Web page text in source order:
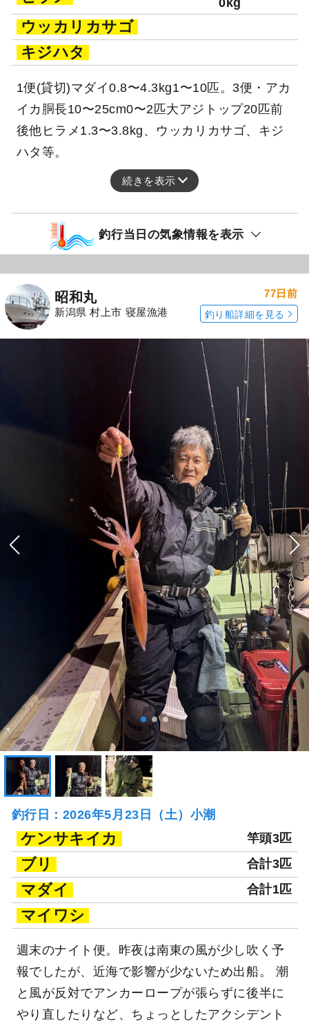
0kg
ウッカリカサゴ
キジハタ
1便(貸切)マダイ0.8〜4.3kg1〜10匹。3便・アカ
イカ胴長10〜25cm0〜2匹大アジトップ20匹前
後他ヒラメ1.3〜3.8kg、ウッカリカサゴ、キジ
ハタ等。
続きを表示
釣行当日の気象情報を表示
昭和丸
新潟県 村上市 寝屋漁港
77日前
釣り船詳細を見る
釣行日：2026年5月23日（土）小潮
ケンサキイカ 竿頭3匹
ブリ 合計3匹
マダイ 合計1匹
マイワシ
週末のナイト便。昨夜は南東の風が少し吹く予
報でしたが、近海で影響が少ないため出船。 潮
と風が反対でアンカーロープが張らずに後半に
やり直したりなど、ちょっとしたアクシデント